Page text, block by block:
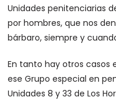
Unidades penitenciarias
por hombres, que nos
bárbaro, siempre y
En tanto hay otros casos
ese Grupo especial en
Unidades 8 y 33 de Los